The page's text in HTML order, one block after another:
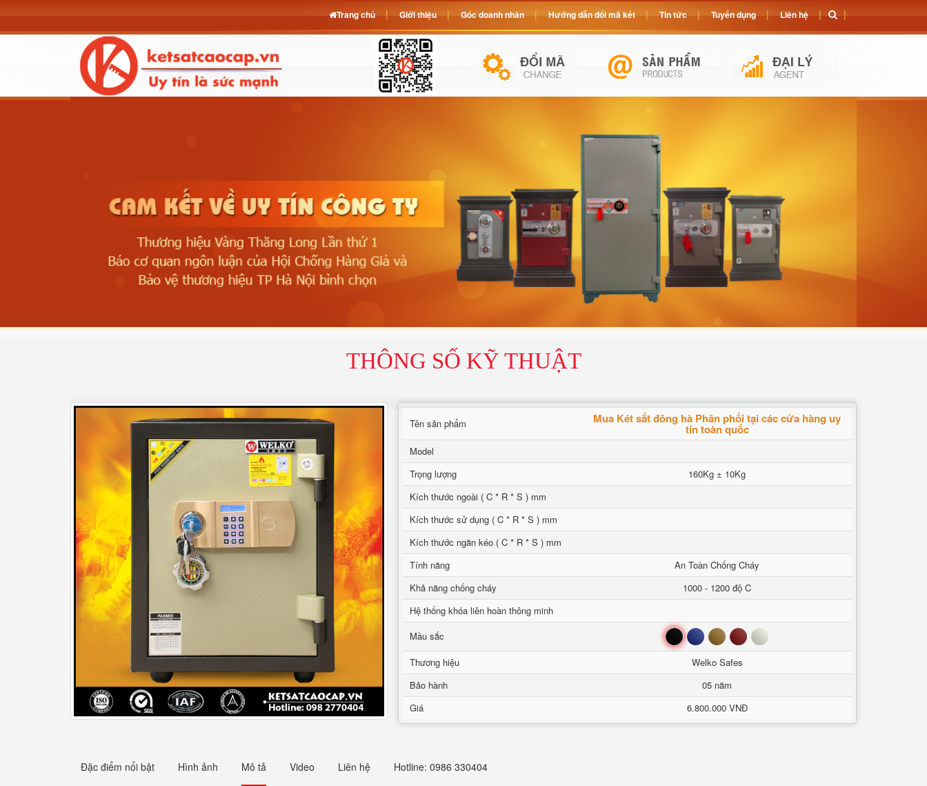
THÔNG SỐ KỸ THUẬT
Tên sản phẩm Mua Két sắt đông hà Phân phối tại các cửa hàng uy
tín toàn quốc
Model
Trọng lượng
160Kg ± 10Kg
Kích thước ngoài ( C * R * S ) mm
Kích thước sử dụng ( C * R * S ) mm
Kích thước ngăn kéo ( C * R * S ) mm
Tính năng
An Toàn Chống Cháy
Khả năng chống cháy
1000 - 1200 độ C
Hệ thống khóa liên hoàn thông minh
Mầu sắc
Đen Xanh Nâu Đỏ Trắng
Thương hiệu
Welko Safes
Bảo hành
05 năm
Giá
6.800.000 VNĐ
Đặc điểm nổi bật Hình ảnh Mô tả Video Liên hệ Hotline: 0986 330404
Trang chủ Giới thiệu Góc doanh nhân Hướng dẫn đổi mã két Tin tức Tuyển dụng Liên hệ